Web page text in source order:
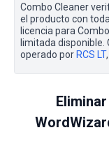
Combo Cleaner
el producto con
licencia para
limitada disponible.
operado por RCS LT